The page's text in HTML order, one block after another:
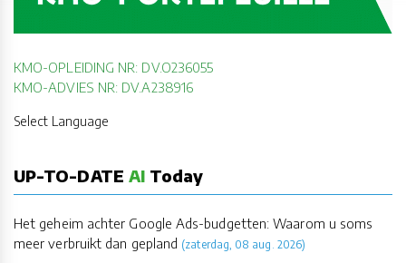
KMO-OPLEIDING NR: DV.O236055
KMO-ADVIES NR: DV.A238916
Select Language
UP-TO-DATE AI Today
Het geheim achter Google Ads-budgetten: Waarom u soms
meer verbruikt dan gepland (zaterdag, 08 aug. 2026)